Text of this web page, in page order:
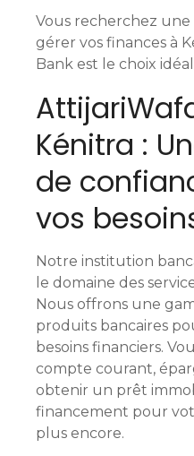
m
Vous recherchez
gérer vos finances à
Bank est le choix
Kénitra :
de
vos
Notre institution
le domaine des
Nous offrons une
produits bancaires
besoins financiers.
compte courant,
obtenir un prêt
financement pour
plus encore.